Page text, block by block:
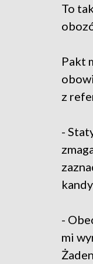
To
Pakt
z
-
-
mi